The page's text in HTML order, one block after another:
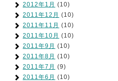
2012年1月 (10)
2011年12月 (10)
2011年11月 (10)
2011年10月 (10)
2011年9月 (10)
2011年8月 (10)
2011年7月 (9)
2011年6月 (10)